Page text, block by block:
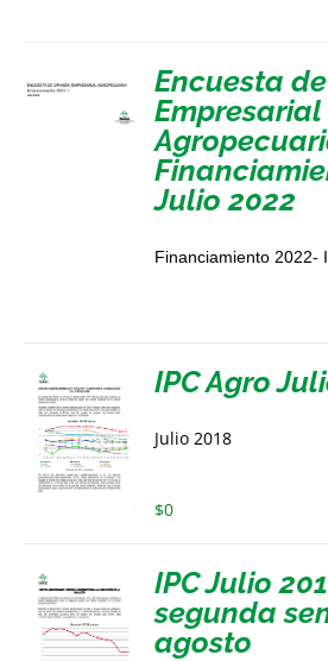
Encuesta
Empresarial
Julio 2022
Financiamiento 2022-
IPC Agro
Julio 2018
$0
IPC Julio
segunda
agosto